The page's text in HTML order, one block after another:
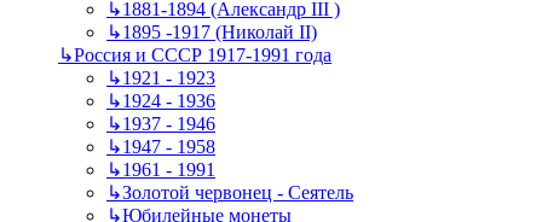
↳1881-1894 (Александр III )
↳1895 -1917 (Николай II)
↳Россия и СССР 1917-1991 года
↳1921 - 1923
↳1924 - 1936
↳1937 - 1946
↳1947 - 1958
↳1961 - 1991
↳Золотой червонец - Сеятель
↳Юбилейные монеты